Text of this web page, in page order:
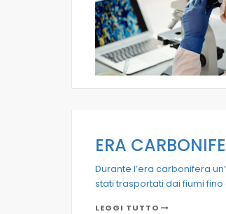
ERA
Durante l’era carbonifera
stati trasportati dai fiumi
LEGGI TUTTO